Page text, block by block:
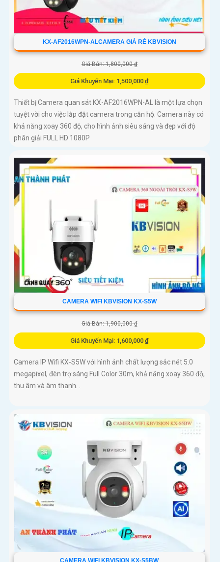
KX-AF2016WPN-ALCAMERA GIÁ RẺ KBVISION
Giá Bán: 1,800,000 ₫
Giá Khuyến Mại: 1,500,000 ₫
Thiết bị Camera quan sát KX-AF2016WPN-AL là một lựa chọn
tuyệt vời cho việc lắp đặt camera trong căn hộ. Camera này có
khả năng xoay 360 độ, cho hình ảnh siêu sáng và đẹp với độ
phân giải FULL HD 1080P
CAMERA WIFI KBVISION KX-S5W
Giá Bán: 1,900,000 ₫
Giá Khuyến Mại: 1,600,000 ₫
Camera IP Wifi KX-S5W với hình ảnh chất lượng sắc nét 5.0
megapixel, đèn trợ sáng Full Color 30m, khả năng xoay 360 độ,
thu âm và âm thanh. .